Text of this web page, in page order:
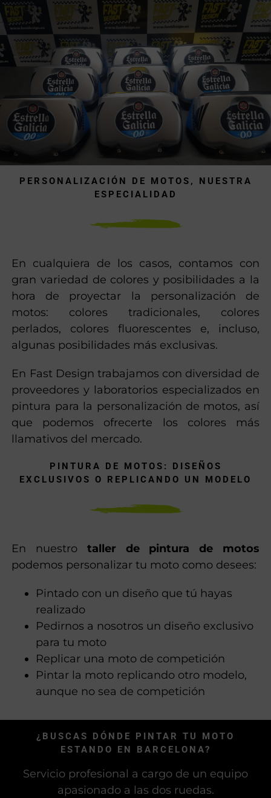
PERSONALIZACIÓN DE MOTOS, NUESTRA
ESPECIALIDAD
En cualquiera de los casos, contamos con
gran variedad de colores y posibilidades a la
hora de proyectar la personalización de
motos: colores tradicionales, colores
perlados, colores fluorescentes e, incluso,
algunas posibilidades más exclusivas.
En Fast Design trabajamos con diversidad de
proveedores y laboratorios especializados en
pintura para la personalización de motos, así
que podemos ofrecerte los colores más
llamativos del mercado.
PINTURA DE MOTOS: DISEÑOS
EXCLUSIVOS O REPLICANDO UN MODELO
En nuestro taller de pintura de motos
podemos personalizar tu moto como desees:
Pintado con un diseño que tú hayas
realizado
Pedirnos a nosotros un diseño exclusivo
para tu moto
Replicar una moto de competición
Pintar la moto replicando otro modelo,
aunque no sea de competición
¿BUSCAS DÓNDE PINTAR TU MOTO
ESTANDO EN BARCELONA?
Servicio profesional a cargo de un equipo
apasionado a las dos ruedas.